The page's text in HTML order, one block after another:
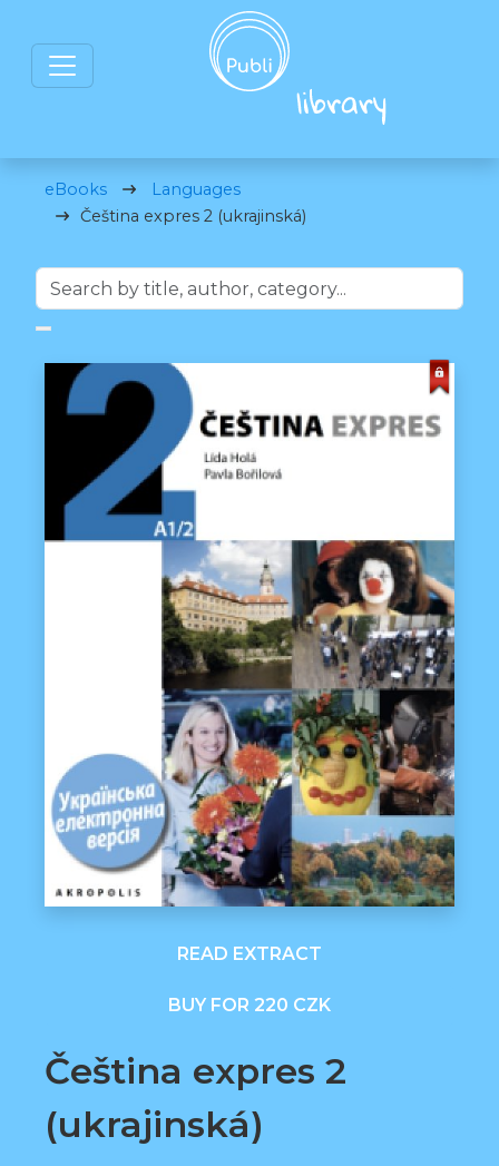
eBooks
Languages
Čeština expres 2 (ukrajinská)
READ EXTRACT
BUY FOR 220 CZK
Čeština expres 2
(ukrajinská)